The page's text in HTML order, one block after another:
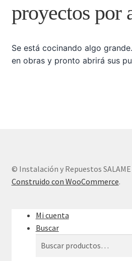
Mi cuenta
Sample Page
proyectos por
Se está cocinando algo
en obras y pronto abrirá sus
© Instalación y Repuestos SALAME
Construido con WooCommerce.
Mi cuenta
Buscar